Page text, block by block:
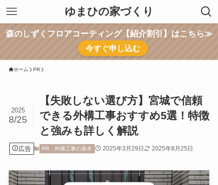
ゆまひの家づくり
森のしずくフロアコーティング【紹介割引】はこちら≫
今すぐ申し込む
ホーム PR
【失敗しない選び方】宮城で信頼
できる外構工事おすすめ5選！特徴
と強みも詳しく解説
2025
8/25
広告 PR 外構工事の基本 2025年3月29日 2025年8月25日